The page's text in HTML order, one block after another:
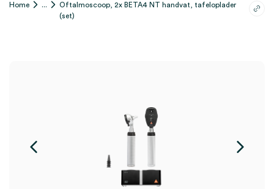
Home ...
Oftalmoscoop, 2x BETA4 NT handvat, tafeloplader
(set)